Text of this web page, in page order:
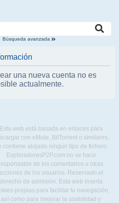
Búsqueda avanzada
una nueva cuenta no es
actualmente.
Esta web está basada en enlaces para
con eMule, BitTorrent o similares.
contiene alojado ningún tipo de fichero.
ExploradoresP2P.com no se hace
de los comentarios u otras
de los usuarios. Reservado el
derecho de admisión. Esta web inserta
propias para facilitar tu navegación,
así como para mejorar la usabilidad y